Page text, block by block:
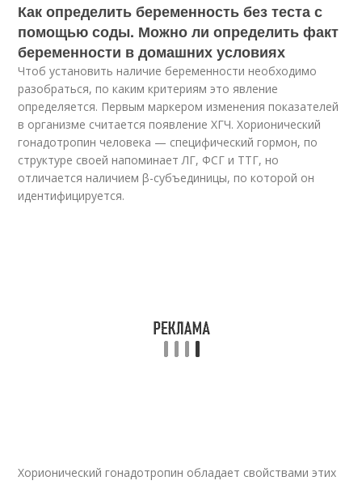
Как определить беременность без теста с
помощью соды. Можно ли определить факт
беременности в домашних условиях
Чтоб установить наличие беременности необходимо
разобраться, по каким критериям это явление
определяется. Первым маркером изменения показателей
в организме считается появление ХГЧ. Хорионический
гонадотропин человека — специфический гормон, по
структуре своей напоминает ЛГ, ФСГ и ТТГ, но
отличается наличием β-субъединицы, по которой он
идентифицируется.
Хорионический гонадотропин обладает свойствами этих